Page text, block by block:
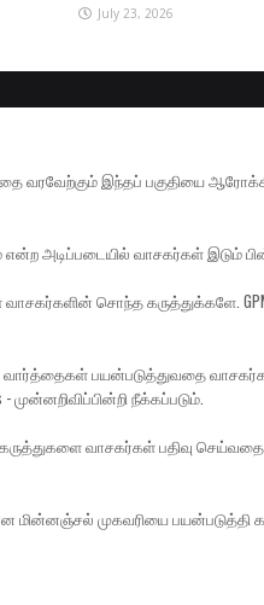
July 23, 2026
வரவேற்கும் இந்தப் பகுதியை
என்ற அடிப்படையில் வாசகர்கள் இடும்
வாசகர்களின் சொந்த கருத்துக்களே.
வார்த்தைகள் பயன்படுத்துவதை
முன்னறிவிப்பின்றி நீக்கப்படும்.
வாசகர்கள் பதிவு
மின்னஞ்சல் முகவரியை பயன்படுத்தி